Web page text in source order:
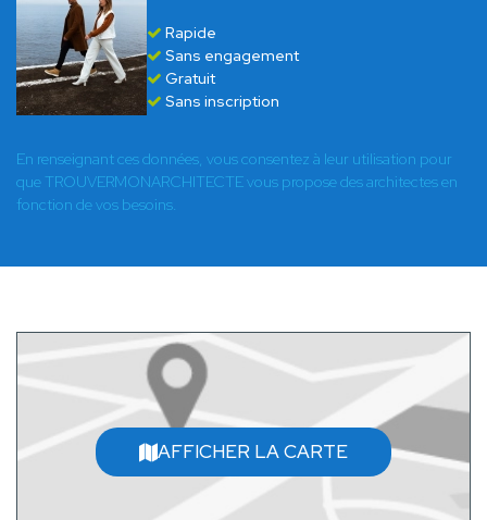
Rapide
Sans engagement
Gratuit
Sans inscription
En renseignant ces données, vous consentez à leur utilisation pour
que TROUVERMONARCHITECTE vous propose des architectes en
fonction de vos besoins.
AFFICHER LA CARTE